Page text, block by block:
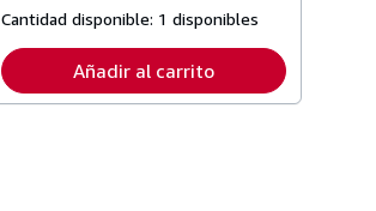
tarifas
envío
Cantidad disponible: 1 disponibles
Añadir al carrito